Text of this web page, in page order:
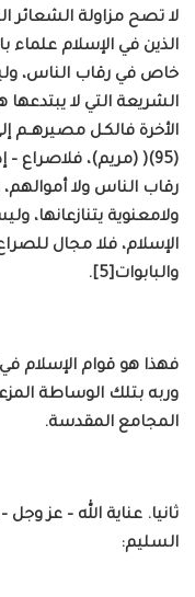
لا تصح مزاولة الشعائر
الذين في الإسلام علماء
خاص في رقاب الناس،
الشريعة التي لا
الأخرة فالكـل مصيرهــم
(95)( (مريم)، فلاصراع
رقاب الناس ولا
ولامعنوية
والبابوات[5].
فهذا هو قوام الإسلام في
وربه بتلك الوساطة
المجامع المقدسة.
ثانيا. عناية الله – عز وجل
السليم: